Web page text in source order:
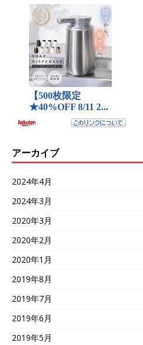
アーカイブ
2024年4月
2024年3月
2020年3月
2020年2月
2020年1月
2019年8月
2019年7月
2019年6月
2019年5月